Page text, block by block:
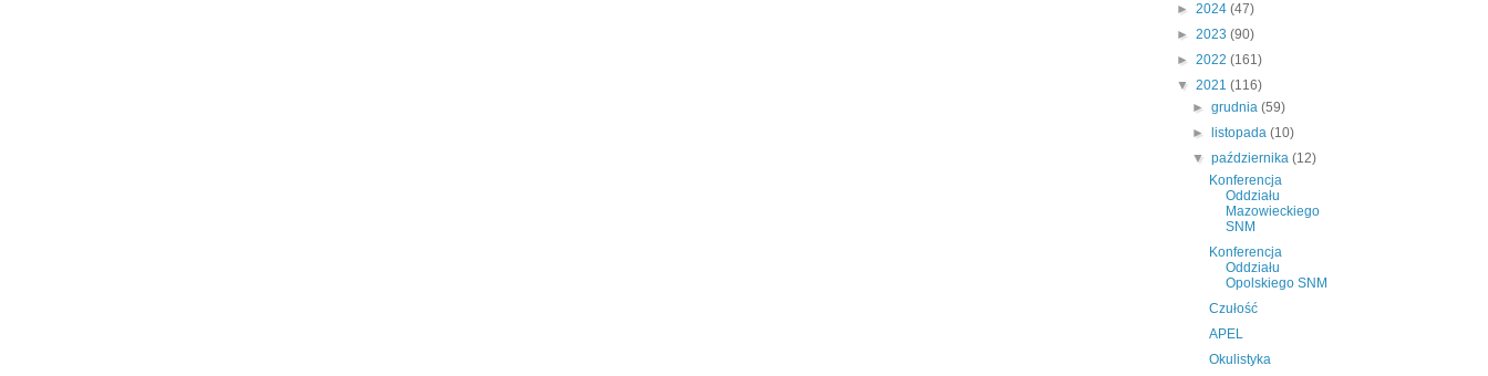
► 2024 (47)
► 2023 (90)
► 2022 (161)
▼ 2021 (116)
►grudnia(59)
►
listopada(10)
▼października(12)
Konferencja
Oddziału
Mazowieckiego
SNM
Konferencja
Oddziału
Opolskiego SNM
Czułość
APEL
Okulistyka